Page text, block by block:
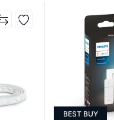
BEST BUY